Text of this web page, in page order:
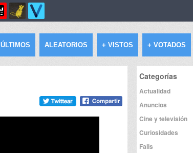
ÚLTIMOS ALEATORIOS + VISTOS + VOTADOS
Categorías
Actualidad
Anuncios
Cine y televisión
Curiosidades
Fails